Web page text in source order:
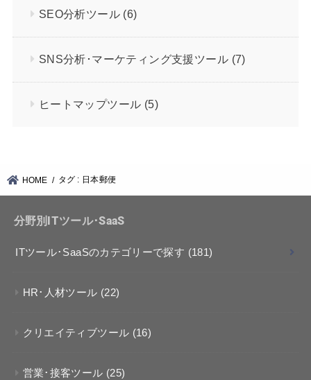
SEO分析ツール (6)
SNS分析･マーケティング支援ツール (7)
ヒートマップツール (5)
HOME タグ : 日本郵便
分野別ITツール･SaaS
ITツール･SaaSのカテゴリーで探す (181)
HR･人材ツール (22)
クリエイティブツール (16)
営業･接客ツール (25)